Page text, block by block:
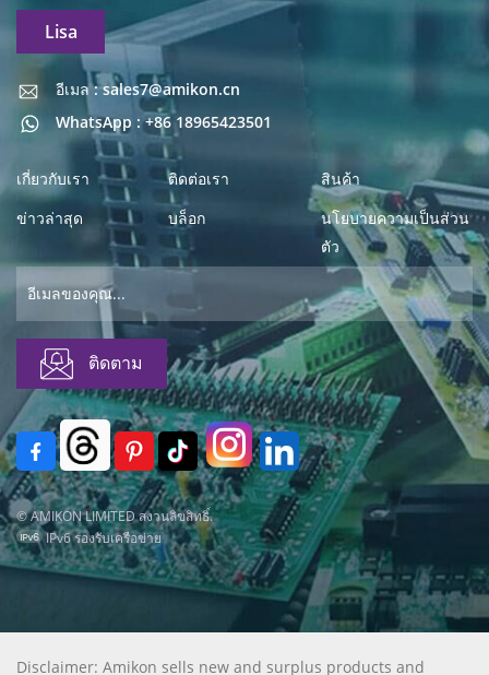
Lisa
อีเมล : sales7@amikon.cn
WhatsApp : +86 18965423501
อีเมล : sales7@amikon.cn
เกี่ยวกับเรา ติดต่อเรา
สินค้า
ข่าวล่าสุด
บล็อก
นโยบายความเป็นส่วน
ตัว
© AMIKON LIMITED สงวนลิขสิทธิ์.
IPv6 รองรับเครือข่าย
Disclaimer: Amikon sells new and surplus products and